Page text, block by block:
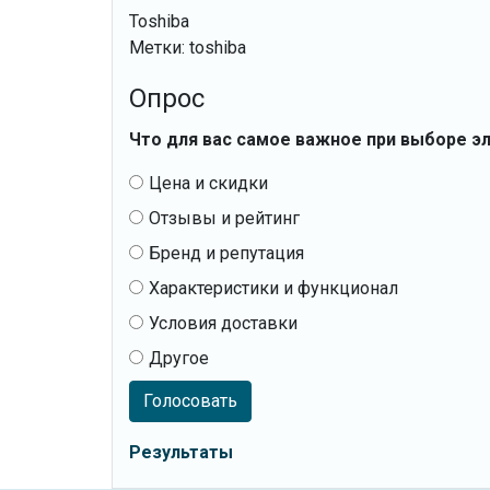
Toshiba
Метки: toshiba
Опрос
Что для вас самое важное при выборе
Цена и скидки
Отзывы и рейтинг
Бренд и репутация
Характеристики и функционал
Условия доставки
Другое
Голосовать
Результаты